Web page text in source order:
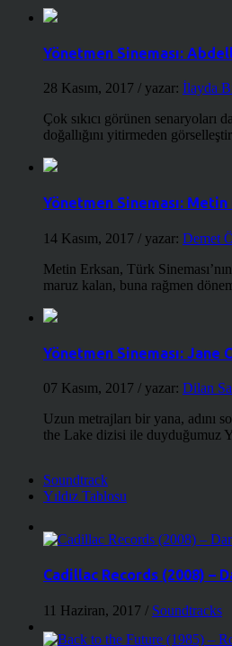
Yönetmen Sineması:
28 Kasım, 2017 / yazar: İlayda
Çok sıkıcı görünen senaryoları
doğallığını yitirmeden
Yönetmen Sineması: Metin
14 Kasım, 2017 / yazar: Demet
Metin Erksan, Türk
maruz kalan, buna rağmen
Yönetmen Sineması: Jane
07 Kasım, 2017 / yazar: Dilan
Uzun metrajları bir yana, adını
the Lake dizisi ile duyduğumuz
Soundtrack
Yıldız Tablosu
Cadillac Records (2008) –
11 Haziran, 2017 / Soundtracks